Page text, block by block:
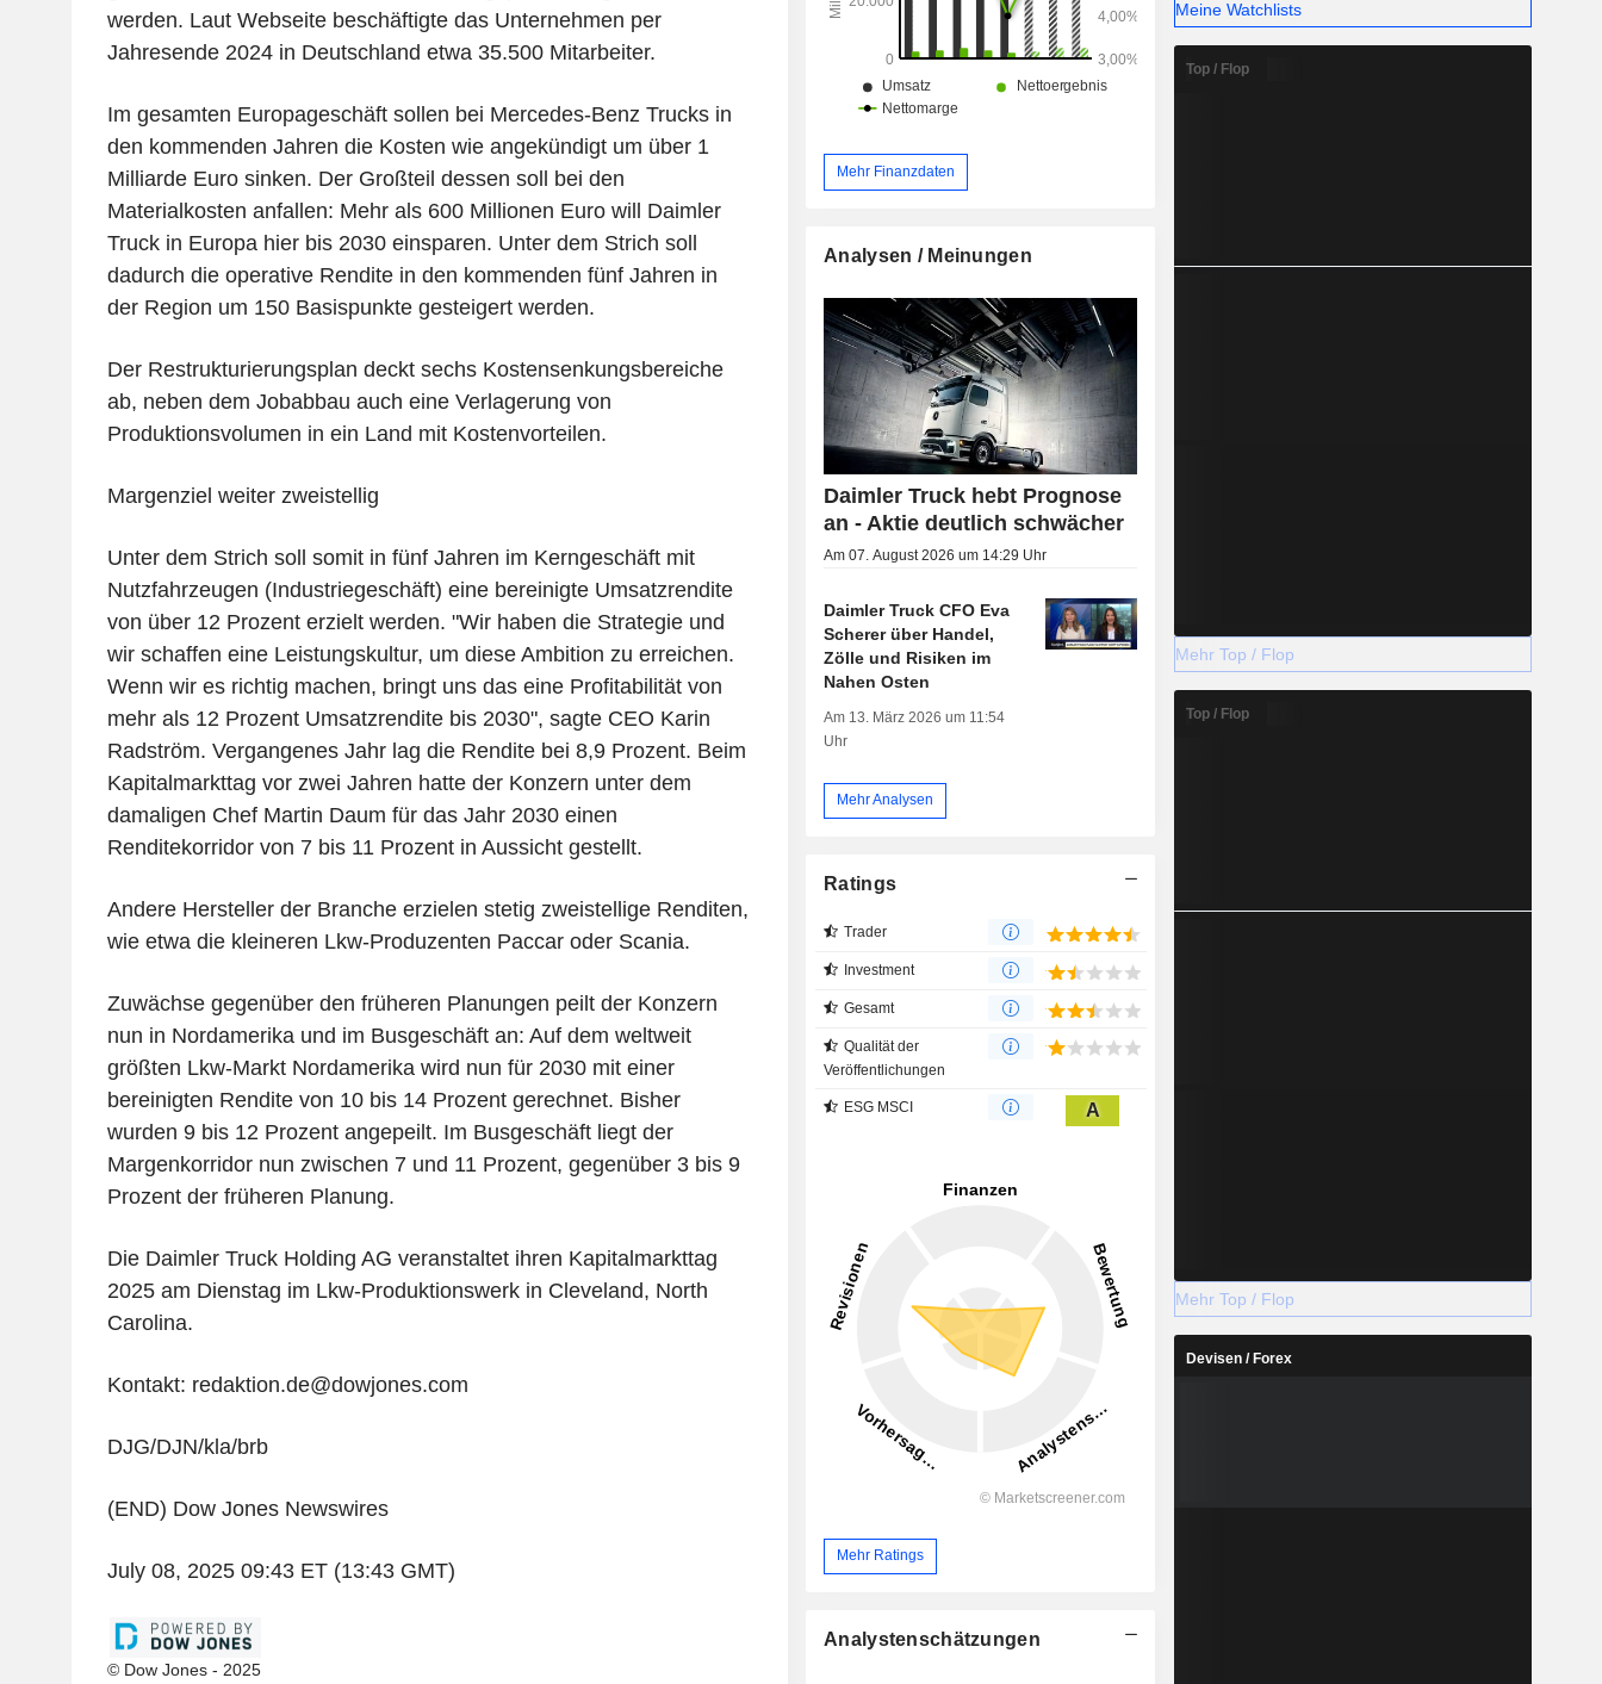
werden. Laut Webseite beschäftigte das Unternehmen per
Jahresende 2024 in Deutschland etwa 35.500 Mitarbeiter.
Im gesamten Europageschäft sollen bei Mercedes-Benz Trucks in
den kommenden Jahren die Kosten wie angekündigt um über 1
Milliarde Euro sinken. Der Großteil dessen soll bei den
Materialkosten anfallen: Mehr als 600 Millionen Euro will Daimler
Truck in Europa hier bis 2030 einsparen. Unter dem Strich soll
dadurch die operative Rendite in den kommenden fünf Jahren in
der Region um 150 Basispunkte gesteigert werden.
Der Restrukturierungsplan deckt sechs Kostensenkungsbereiche
ab, neben dem Jobabbau auch eine Verlagerung von
Produktionsvolumen in ein Land mit Kostenvorteilen.
Margenziel weiter zweistellig
Unter dem Strich soll somit in fünf Jahren im Kerngeschäft mit
Nutzfahrzeugen (Industriegeschäft) eine bereinigte Umsatzrendite
von über 12 Prozent erzielt werden. "Wir haben die Strategie und
wir schaffen eine Leistungskultur, um diese Ambition zu erreichen.
Wenn wir es richtig machen, bringt uns das eine Profitabilität von
mehr als 12 Prozent Umsatzrendite bis 2030", sagte CEO Karin
Radström. Vergangenes Jahr lag die Rendite bei 8,9 Prozent. Beim
Kapitalmarkttag vor zwei Jahren hatte der Konzern unter dem
damaligen Chef Martin Daum für das Jahr 2030 einen
Renditekorridor von 7 bis 11 Prozent in Aussicht gestellt.
Andere Hersteller der Branche erzielen stetig zweistellige Renditen,
wie etwa die kleineren Lkw-Produzenten Paccar oder Scania.
Zuwächse gegenüber den früheren Planungen peilt der Konzern
nun in Nordamerika und im Busgeschäft an: Auf dem weltweit
größten Lkw-Markt Nordamerika wird nun für 2030 mit einer
bereinigten Rendite von 10 bis 14 Prozent gerechnet. Bisher
wurden 9 bis 12 Prozent angepeilt. Im Busgeschäft liegt der
Margenkorridor nun zwischen 7 und 11 Prozent, gegenüber 3 bis 9
Prozent der früheren Planung.
Die Daimler Truck Holding AG veranstaltet ihren Kapitalmarkttag
2025 am Dienstag im Lkw-Produktionswerk in Cleveland, North
Carolina.
Kontakt: redaktion.de@dowjones.com
DJG/DJN/kla/brb
(END) Dow Jones Newswires
July 08, 2025 09:43 ET (13:43 GMT)
© Dow Jones - 2025
Mehr Finanzdaten
Analysen / Meinungen
Daimler Truck hebt Prognose
an - Aktie deutlich schwächer
Am 07. August 2026 um 14:29 Uhr
Daimler Truck CFO Eva
Scherer über Handel,
Zölle und Risiken im
Nahen Osten
Am 13. März 2026 um 11:54
Uhr
Mehr Analysen
Ratings
Trader
Investment
Gesamt
Qualität der
Veröffentlichungen
ESG MSCI A
Mehr Ratings
Analystenschätzungen
Meine Watchlists
Top / Flop
Mehr Top / Flop
Top / Flop
Mehr Top / Flop
Devisen / Forex